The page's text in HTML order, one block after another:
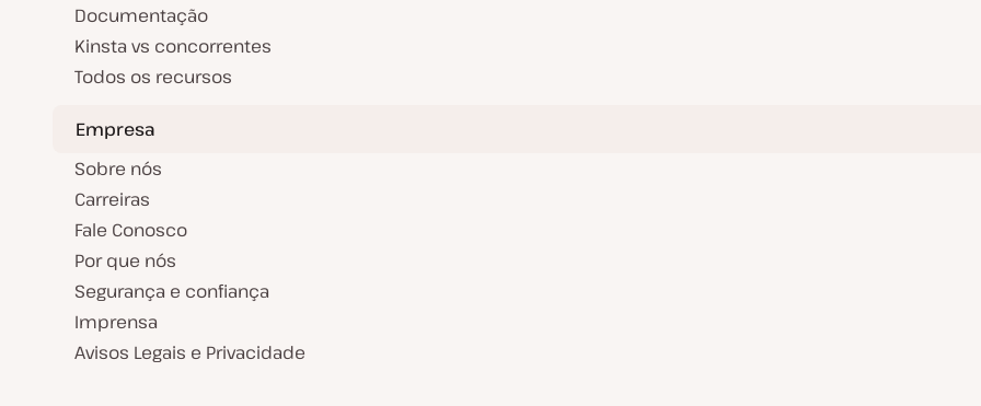
Documentação
Kinsta vs concorrentes
Todos os recursos
Empresa
Sobre nós
Carreiras
Fale Conosco
Por que nós
Segurança e confiança
Imprensa
Avisos Legais e Privacidade